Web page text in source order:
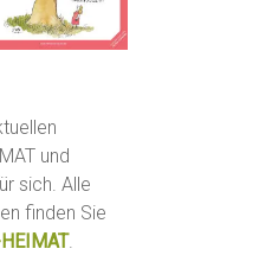
und
sich. Alle
finden Sie
.